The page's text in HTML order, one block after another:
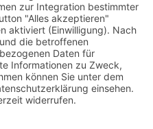
Original Zeitnahme
Original Zeitnahme
Original Zeitnahme